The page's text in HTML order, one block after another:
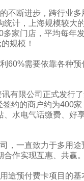
不断进步，跨行业
计，上海规模较大
家门店，平均每年
规模！
60%需要依靠各种
有限公司正式发行
约的商户约为400
水电气话缴费、好
，一直致力于多用
合作实现互惠、共赢
途预付费卡项目的